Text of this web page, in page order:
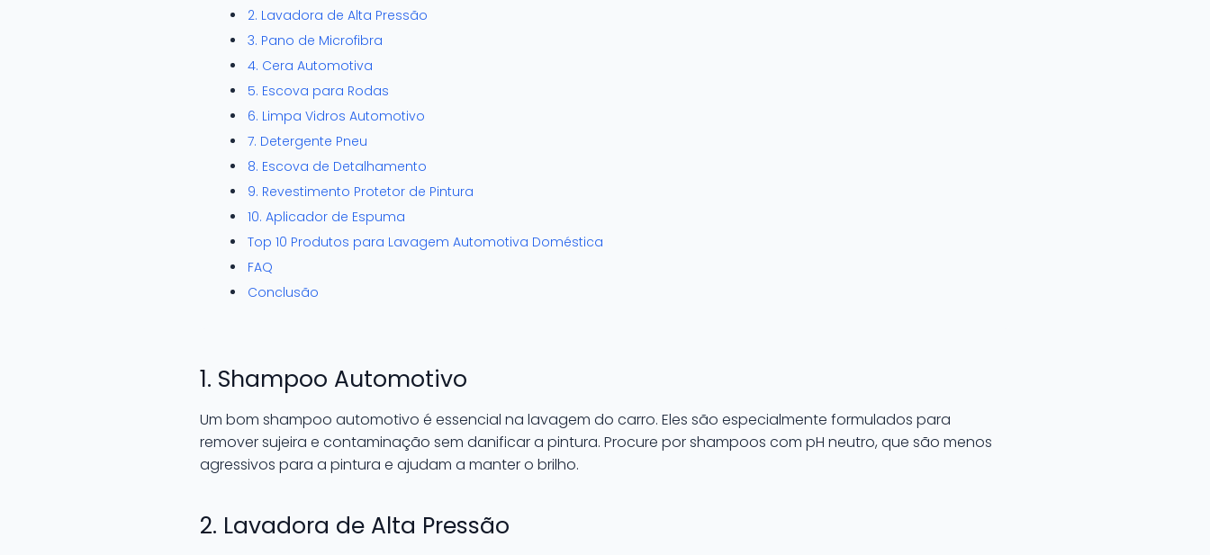
2. Lavadora de Alta Pressão
3. Pano de Microfibra
4. Cera Automotiva
5. Escova para Rodas
6. Limpa Vidros Automotivo
7. Detergente Pneu
8. Escova de Detalhamento
9. Revestimento Protetor de Pintura
10. Aplicador de Espuma
Top 10 Produtos para Lavagem Automotiva Doméstica
FAQ
Conclusão
1. Shampoo Automotivo
Um bom shampoo automotivo é essencial na lavagem do carro. Eles são especialmente formulados para
remover sujeira e contaminação sem danificar a pintura. Procure por shampoos com pH neutro, que são menos
agressivos para a pintura e ajudam a manter o brilho.
2. Lavadora de Alta Pressão